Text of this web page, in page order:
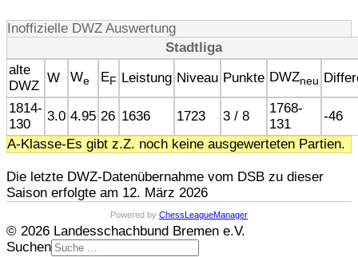
Inoffizielle DWZ Auswertung
Stadtliga
alte
DWZ
W We EF Leistung Niveau Punkte DWZneu
1814-
130
3.0 4.95 26 1636 1723 3 / 8
1768-
131
-46
A-Klasse-Es gibt z.Z. noch keine ausgewerteten Partien.
Die letzte DWZ-Datenübernahme vom DSB zu dieser
Saison erfolgte am 12. März 2026
Powered by ChessLeagueManager
© 2026 Landesschachbund Bremen e.V.
Suchen